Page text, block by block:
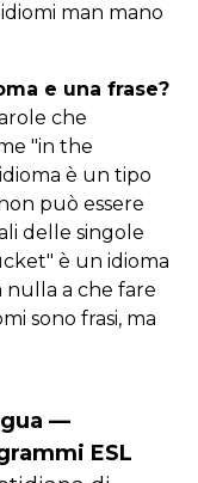
man mano
e una frase?
che
"in the
è un tipo
può essere
delle singole
è un idioma
nulla a che fare
sono frasi, ma
—
ESL